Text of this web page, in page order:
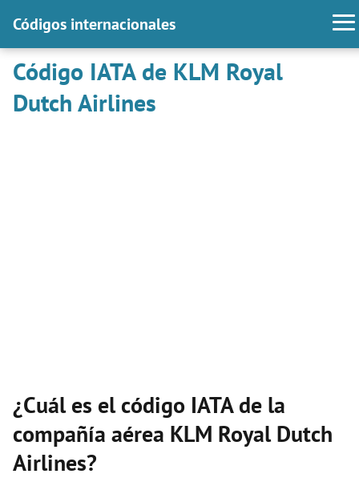
Códigos internacionales
Código IATA de KLM Royal
Dutch Airlines
¿Cuál es el código IATA de la
compañía aérea KLM Royal Dutch
Airlines?